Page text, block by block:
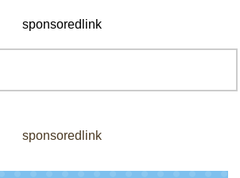
sponsoredlink
sponsoredlink